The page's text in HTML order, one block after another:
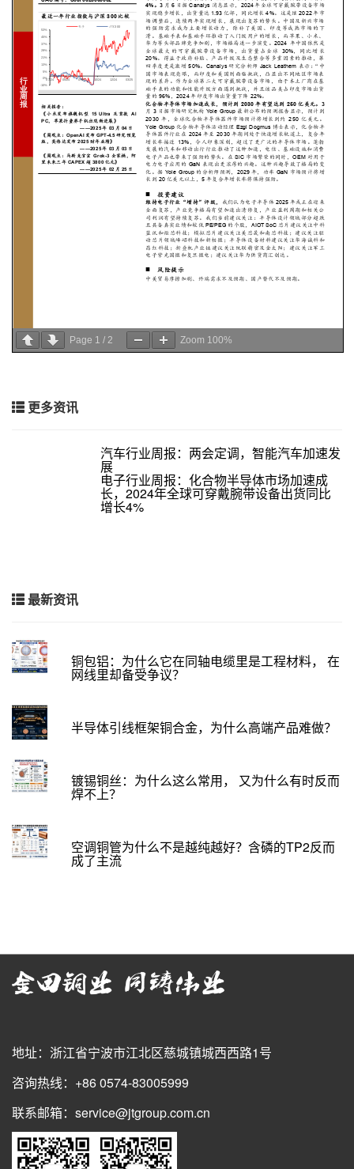
Page 1 / 2 Zoom 100%
更多资讯
汽车行业周报：两会定调，智能汽车加速发
展
电子行业周报：化合物半导体市场加速成
长，2024年全球可穿戴腕带设备出货同比
增长4%
最新资讯
铜包铝：为什么它在同轴电缆里是工程材料， 在
网线里却备受争议？
半导体引线框架铜合金，为什么高端产品难做？
镀锡铜丝：为什么这么常用， 又为什么有时反而
焊不上？
空调铜管为什么不是越纯越好？含磷的TP2反而
成了主流
地址：浙江省宁波市江北区慈城镇城西西路1号
咨询热线：+86 0574-83005999
联系邮箱：service@jtgroup.com.cn